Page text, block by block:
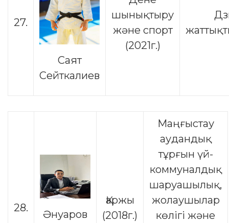
27.
Саят
Сейткалиев
шынықтыру
және спорт
(2021г.)
28.
Әнуаров
Қаржы
(2018г.)
Маңғыстау
аудандық
тұрғын үй-
коммуналдық
шаруашылық,
жолаушылар
көлігі және